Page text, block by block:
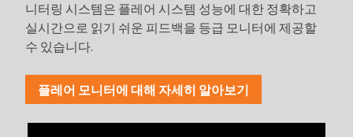
니터링 시스템은 플레어 시스템 성능에 대한 정확하고
실시간으로 읽기 쉬운 피드백을 등급 모니터에 제공할
수 있습니다.
플레어 모니터에 대해 자세히 알아보기